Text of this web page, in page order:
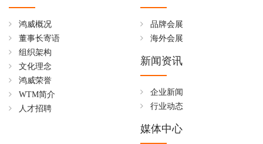
鸿威概况
董事长寄语
组织架构
文化理念
鸿威荣誉
WTM简介
人才招聘
品牌会展
海外会展
新闻资讯
企业新闻
行业动态
媒体中心